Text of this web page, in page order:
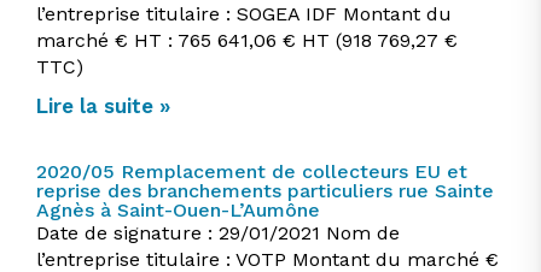
l’entreprise titulaire : SOGEA IDF Montant du
marché € HT : 765 641,06 € HT (918 769,27 €
TTC)
Lire la suite »
2020/05 Remplacement de collecteurs EU et
reprise des branchements particuliers rue Sainte
Agnès à Saint-Ouen-L’Aumône
Date de signature : 29/01/2021 Nom de
l’entreprise titulaire : VOTP Montant du marché €